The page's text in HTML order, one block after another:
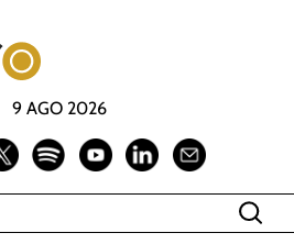
9 AGO 2026